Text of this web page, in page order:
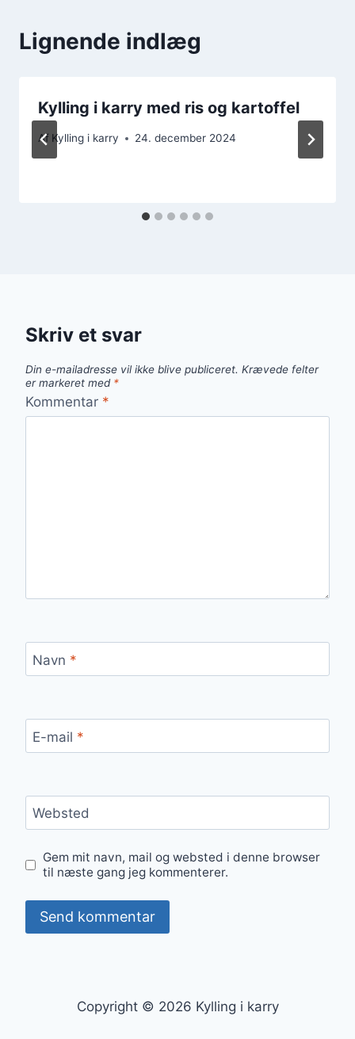
Lignende indlæg
Kylling i karry med ris og kartoffel
Af Kylling i karry 24. december 2024
Skriv et svar
Din e-mailadresse vil ikke blive publiceret. Krævede felter
er markeret med *
Kommentar *
Navn *
E-mail *
Websted
Gem mit navn, mail og websted i denne browser
til næste gang jeg kommenterer.
Copyright © 2026 Kylling i karry